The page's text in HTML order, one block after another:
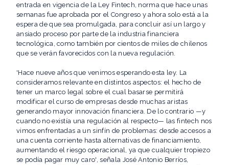
entrada en vigencia de la Ley Fintech, norma que hace unas
semanas fue aprobada por el Congreso y ahora solo está a la
espera de que sea promulgada, para concluir así un largo y
ansiado proceso por parte de la industria financiera
tecnológica, como también por cientos de miles de chilenos
que se verán favorecidos con la nueva regulación.
'Hace nueve años que venimos esperando esta ley. La
consideramos relevante en distintos aspectos: el hecho de
tener un marco legal sobre el cual basarse permitirá
modificar el curso de empresas desde muchas aristas
generando mayor innovación financiera. De lo contrario —y
cuando no existía una regulación al respecto— las fintech nos
vimos enfrentadas a un sinfín de problemas: desde accesos a
una cuenta corriente hasta alternativas de financiamiento,
aumentando el riesgo operacional, ya que cualquier tropiezo
se podía pagar muy caro', señala José Antonio Berríos,